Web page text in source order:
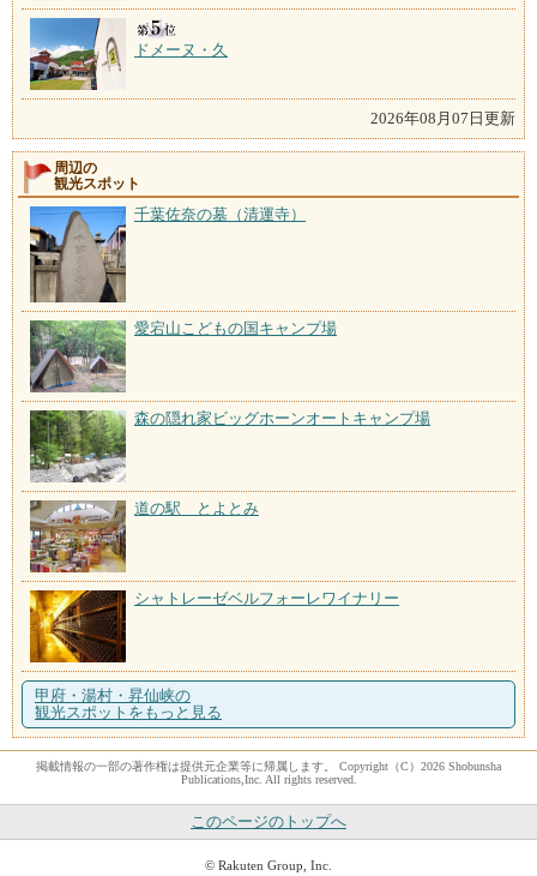
ドメーヌ・久
2026年08月07日更新
周辺の
観光スポット
千葉佐奈の墓（清運寺）
愛宕山こどもの国キャンプ場
森の隠れ家ビッグホーンオートキャンプ場
道の駅 とよとみ
シャトレーゼベルフォーレワイナリー
甲府・湯村・昇仙峡の
観光スポットをもっと見る
掲載情報の一部の著作権は提供元企業等に帰属します。 Copyright（C）2026 Shobunsha
Publications,Inc. All rights reserved.
このページのトップへ
© Rakuten Group, Inc.